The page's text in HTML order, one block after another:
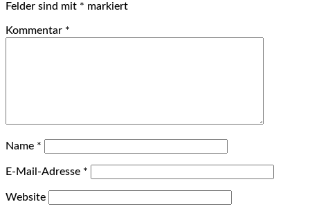
Felder sind mit * markiert
Kommentar *
Name *
E-Mail-Adresse *
Website